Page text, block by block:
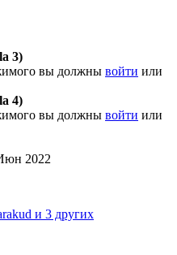
3)
вы должны войти или
4)
вы должны войти или
2022
и 3 других